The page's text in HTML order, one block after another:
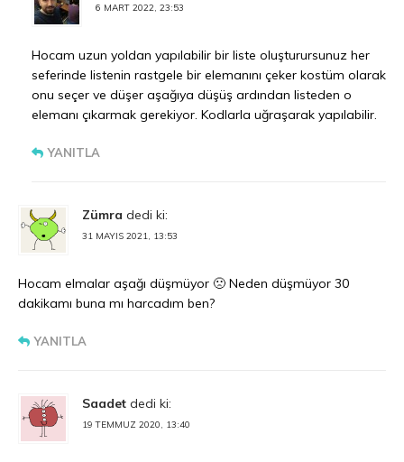
6 MART 2022, 23:53
Hocam uzun yoldan yapılabilir bir liste oluşturursunuz her
seferinde listenin rastgele bir elemanını çeker kostüm olarak
onu seçer ve düşer aşağıya düşüş ardından listeden o
elemanı çıkarmak gerekiyor. Kodlarla uğraşarak yapılabilir.
YANITLA
Zümra dedi ki:
31 MAYIS 2021, 13:53
Hocam elmalar aşağı düşmüyor 🙁 Neden düşmüyor 30
dakikamı buna mı harcadım ben?
YANITLA
Saadet dedi ki:
19 TEMMUZ 2020, 13:40